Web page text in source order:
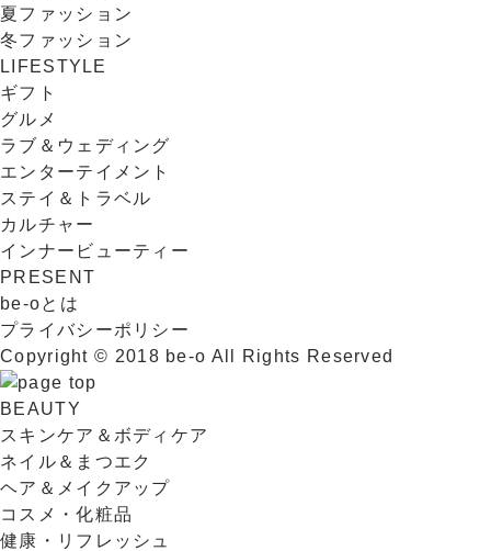
夏ファッション
冬ファッション
LIFESTYLE
ギフト
グルメ
ラブ＆ウェディング
エンターテイメント
ステイ＆トラベル
カルチャー
インナービューティー
PRESENT
be-oとは
プライバシーポリシー
Copyright © 2018 be-o All Rights Reserved
BEAUTY
スキンケア＆ボディケア
ネイル＆まつエク
ヘア＆メイクアップ
コスメ・化粧品
健康・リフレッシュ